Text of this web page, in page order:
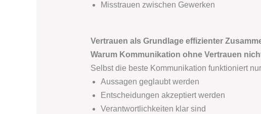
Misstrauen zwischen Gewerken
Vertrauen als Grundlage effizienter
Warum Kommunikation ohne Vertrauen
Selbst die beste Kommunikation funktioniert
Aussagen geglaubt werden
Entscheidungen akzeptiert werden
Verantwortlichkeiten klar sind